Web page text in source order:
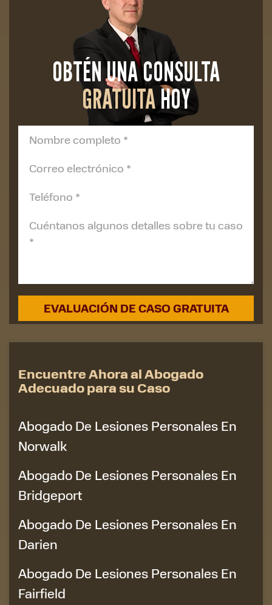
OBTÉN UNA CONSULTA
GRATUITAHOY
Encuentre Ahora al Abogado
Adecuado para su Caso
Abogado De Lesiones Personales En
Norwalk
Abogado De Lesiones Personales En
Bridgeport
Abogado De Lesiones Personales En
Darien
Abogado De Lesiones Personales En
Fairfield